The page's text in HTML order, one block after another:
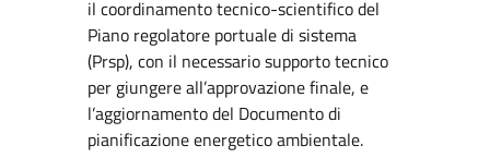
il coordinamento tecnico-scientifico del
Piano regolatore portuale di sistema
(Prsp), con il necessario supporto tecnico
per giungere all’approvazione finale, e
l’aggiornamento del Documento di
pianificazione energetico ambientale.